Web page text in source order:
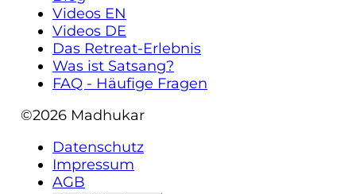
Videos EN
Videos DE
Das Retreat-Erlebnis
Was ist Satsang?
FAQ - Häufige Fragen
©2026 Madhukar
Datenschutz
Impressum
AGB